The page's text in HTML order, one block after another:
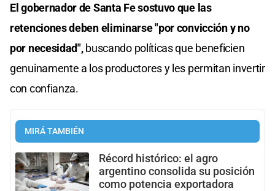
El gobernador de Santa Fe sostuvo que las
retenciones deben eliminarse "por convicción y no
por necesidad",buscando políticas que beneficien
genuinamente a los productores y les permitan invertir
con confianza.
MIRÁ TAMBIÉN
Récord histórico: el agro
argentino consolida su posición
como potencia exportadora